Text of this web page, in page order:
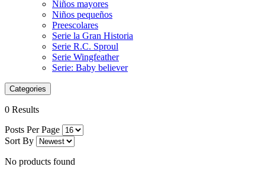
Niños mayores
Niños pequeños
Preescolares
Serie la Gran Historia
Serie R.C. Sproul
Serie Wingfeather
Serie: Baby believer
Categories
0 Results
Posts Per Page
Sort By
No products found